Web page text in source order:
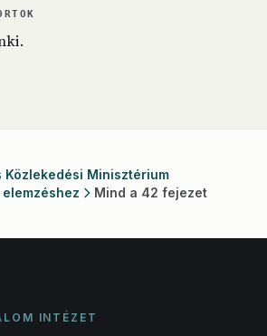
Közlekedési Minisztérium
Mind a 42 fejezet
INTÉZET